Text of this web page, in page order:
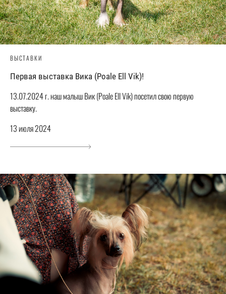
ВЫСТАВКИ
Первая выставка Вика (Poale Ell Vik)!
13.07.2024 г. наш малыш Вик (Poale Ell Vik) посетил свою первую
выставку.
13 июля 2024